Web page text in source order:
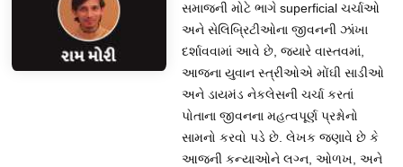
સમાજની મોટે ભાગે superficial ચર્ચાઓ
અને સેલિબ્રિટીઓના જીવનની ઝાંખા
દર્શાવવામાં આવે છે, જ્યારે વાસ્તવમાં,
આજના યુવાન સ્ત્રીઓએ મોંઘી સાડીઓ
અને ડાયમંડ નેકલેસની ચર્ચા કરતાં
પોતાના જીવનના મહત્વપૂર્ણ પ્રશ્નોનો
સામનો કરવો પડે છે. લેખક જણાવે છે કે
આજની કન્યાઓને લગ્ન, ઓળખ, અને